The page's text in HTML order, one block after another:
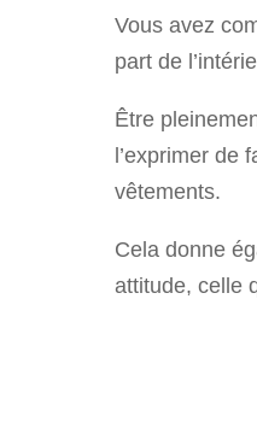
Vous avez
part de
Être
l’exprimer de
vêtements.
Cela donne
attitude, celle